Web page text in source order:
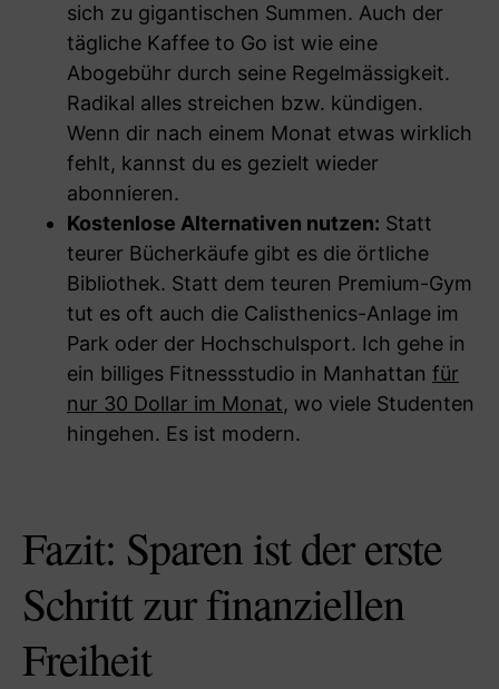
sich zu gigantischen Summen. Auch der
tägliche Kaffee to Go ist wie eine
Abogebühr durch seine Regelmässigkeit.
Radikal alles streichen bzw. kündigen.
Wenn dir nach einem Monat etwas wirklich
fehlt, kannst du es gezielt wieder
abonnieren.
Kostenlose Alternativen nutzen: Statt
teurer Bücherkäufe gibt es die örtliche
Bibliothek. Statt dem teuren Premium-Gym
tut es oft auch die Calisthenics-Anlage im
Park oder der Hochschulsport. Ich gehe in
ein billiges Fitnessstudio in Manhattan für
nur 30 Dollar im Monat, wo viele Studenten
hingehen. Es ist modern.
Fazit: Sparen ist der erste
Schritt zur finanziellen
Freiheit